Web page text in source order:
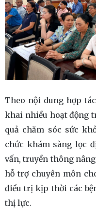
Theo nội dung hợp
khai nhiều hoạt động
quả chăm sóc sức
chức khám sàng lọc
vấn, truyền thông
hỗ trợ chuyên môn
điều trị kịp thời các
thị lực.